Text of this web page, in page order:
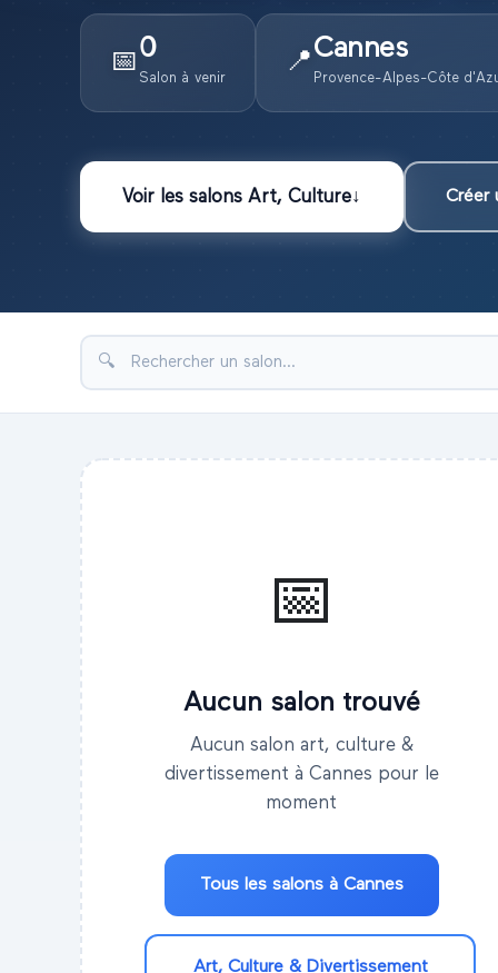
📅0
Salon à venir
📍Cannes
Provence-Alpes-Côte
Voir les salons Art, Culture↓ Créer
🔍
📅
Aucun salon trouvé
Aucun salon art, culture &
divertissement à Cannes pour le
moment
Tous les salons à Cannes
Art, Culture & Divertissement